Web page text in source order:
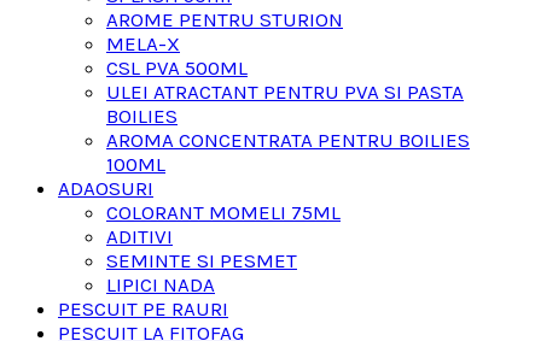
AROME PENTRU STURION
MELA-X
CSL PVA 500ML
ULEI ATRACTANT PENTRU PVA SI PASTA
BOILIES
AROMA CONCENTRATA PENTRU BOILIES
100ML
ADAOSURI
COLORANT MOMELI 75ML
ADITIVI
SEMINTE SI PESMET
LIPICI NADA
PESCUIT PE RAURI
PESCUIT LA FITOFAG